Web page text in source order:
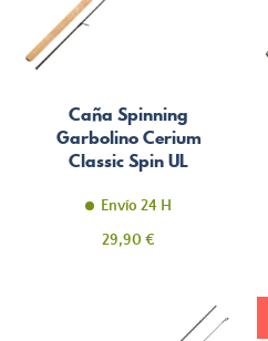
Caña Spinning
Garbolino Cerium
Classic Spin UL
Envío 24 H
Precio
29,90 €